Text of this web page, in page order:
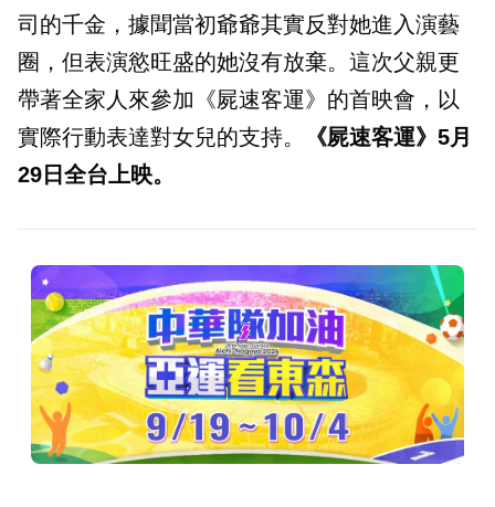
司的千金，據聞當初爺爺其實反對她進入演藝
圈，但表演慾旺盛的她沒有放棄。這次父親更
帶著全家人來參加《屍速客運》的首映會，以
實際行動表達對女兒的支持。
《屍速客運》5月
29日全台上映。